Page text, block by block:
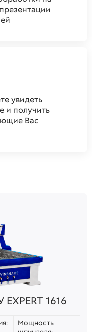
увидеть
и получить
Вас
1616
Мощность